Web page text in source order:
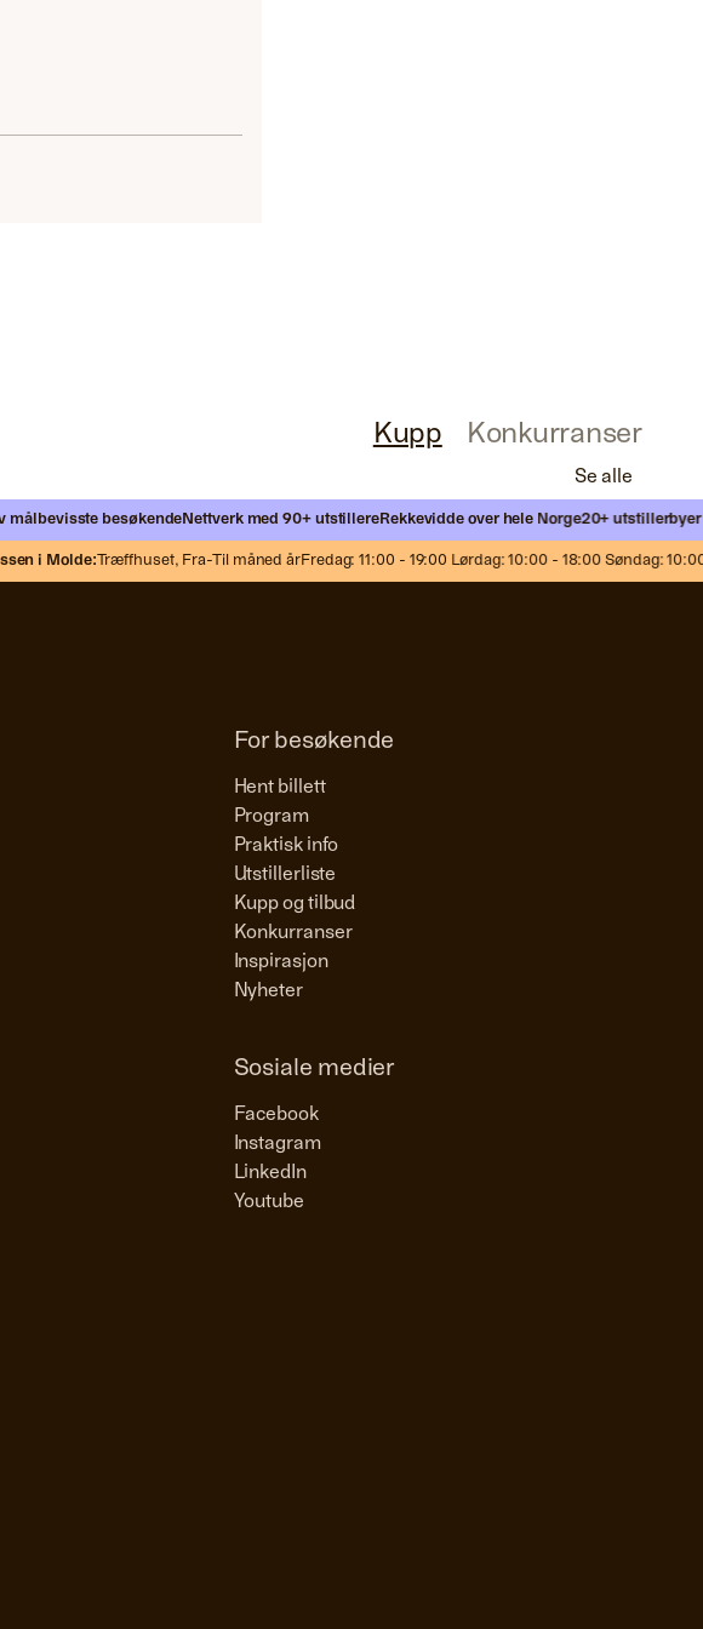
Kupp Konkurranser
Se alle
besøkendeNettverk med 90+ utstillereRekkevidde over hele Norge20+ utstillerbyer
i Molde:Træffhuset,Fra-Til måned år Fredag: 11:00 - 19:00 Lørdag: 10:00 - 18:00 Søndag: 10:00 -
For besøkende
Hent billett
Program
Praktisk info
Utstillerliste
Kupp og tilbud
Konkurranser
Inspirasjon
Nyheter
Sosiale medier
Facebook
Instagram
LinkedIn
Youtube